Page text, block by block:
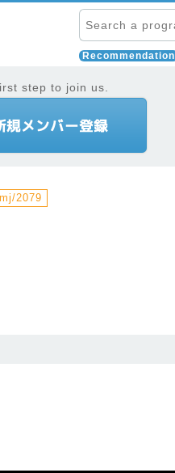
Recommendation
step to join us.
2079